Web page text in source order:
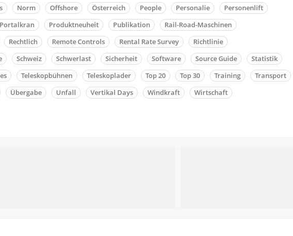
Norm Offshore Österreich People Personalie
Personenlift
Portalkran Produktneuheit Publikation
Rail-Road-Maschinen
Rechtlich Remote Controls Rental Rate Survey
Richtlinie
Schweiz Schwerlast Sicherheit Software Source Guide
Statistik
Teleskopbühnen Teleskoplader Top 20 Top 30 Training
Transport
Übergabe Unfall Vertikal Days Windkraft Wirtschaft